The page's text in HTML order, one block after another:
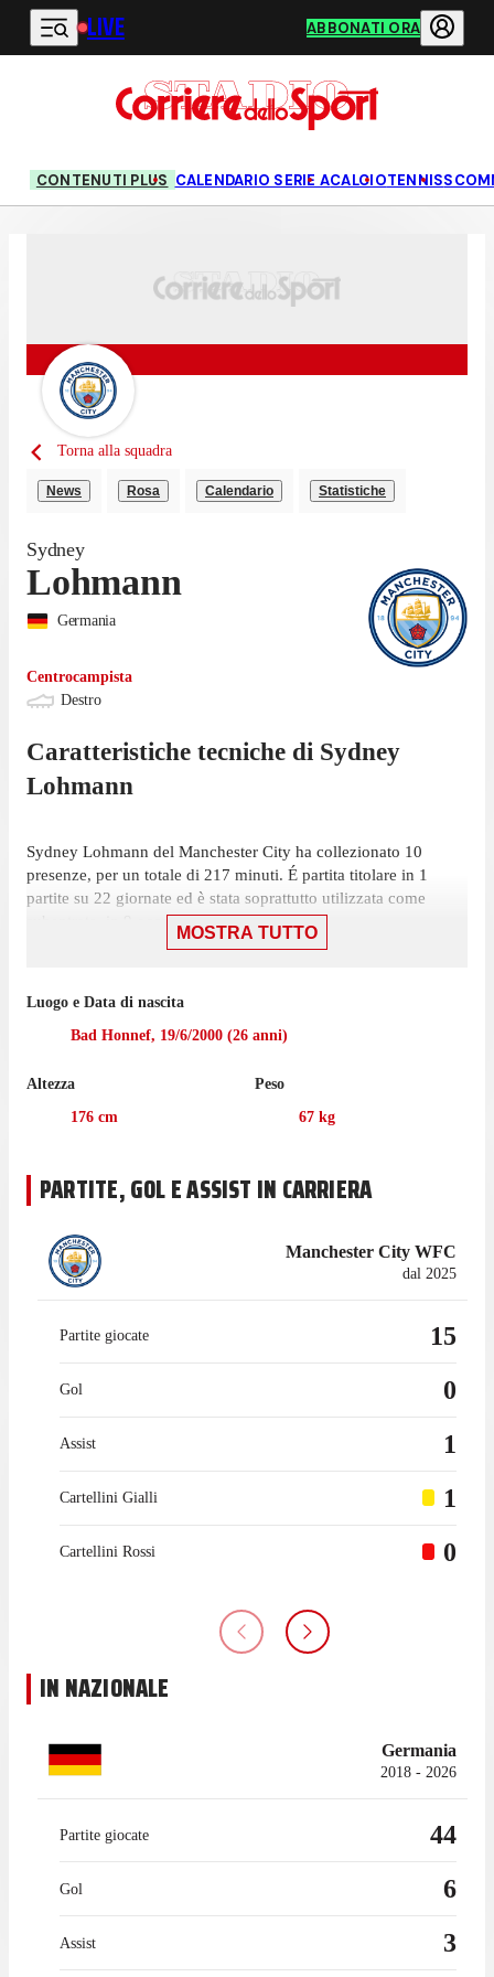
Vai al contenuto principale
LIVE ABBONATI ORA
CONTENUTI PLUS CALENDARIO SERIE ACALCIOTENNIS
Torna alla squadra
News Rosa Calendario Statistiche
Sydney
Lohmann
Germania
Centrocampista
Destro
Caratteristiche tecniche di Sydney
Lohmann
Sydney Lohmann del Manchester City ha collezionato 10
presenze, per un totale di 217 minuti. É partita titolare in 1
partite su 22 giornate ed è stata soprattutto utilizzata come
subentrata, in 9 occasioni.
United, in cui ha giocato 45 minuti. In totale la centrocampista
ha registrato 1 assist in questo campionato.
stagione con Bayern München, realizzando 2 gol e fornendo 4
luglio 2025, mentre prima giocava con Bayern München, con
cui ha collezionato 118 presenze in campionato, con 23 gol e
MOSTRA TUTTO
Luogo e Data di nascita
Bad Honnef, 19/6/2000 (26 anni)
Altezza
176 cm
Peso
67 kg
PARTITE, GOL E ASSIST IN CARRIERA
Manchester City WFC
dal 2025
Partite giocate 15
Gol 0
Assist 1
Cartellini Gialli 1
Cartellini Rossi 0
IN NAZIONALE
Germania
2018 - 2026
Partite giocate 44
Gol 6
Assist 3